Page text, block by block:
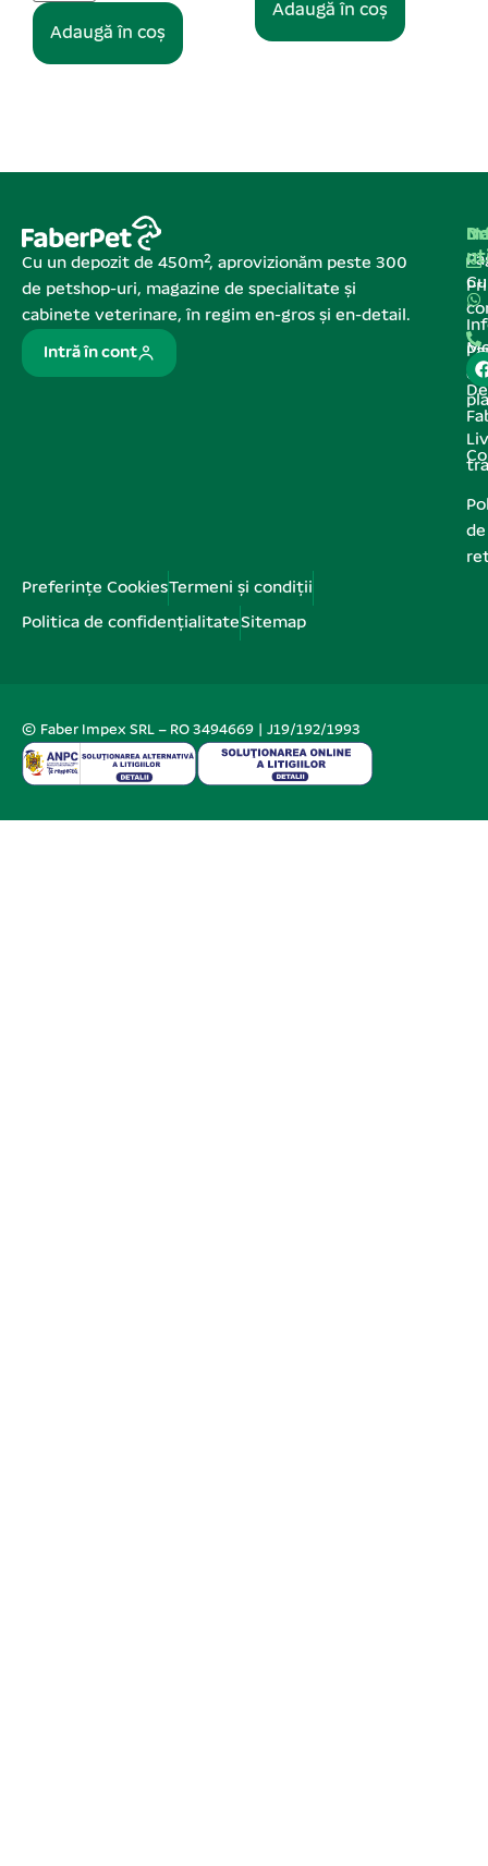
Adaugă în coș
Adaugă în coș
Cu un depozit de 450m², aprovizionăm peste 300
de petshop-uri, magazine de specialitate și
cabinete veterinare, în regim en-gros și en-detail.
Intră în cont
de
de
Preferințe CookiesTermeni și condiții
Politica de confidențialitateSitemap
© Faber Impex SRL – RO 3494669 | J19/192/1993